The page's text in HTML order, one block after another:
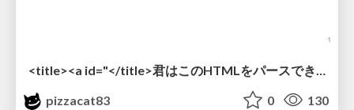
pizzacat83
0 130